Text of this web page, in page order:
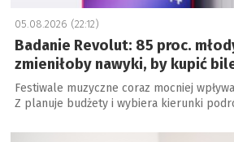
05.08.2026 (22:12)
Badanie Revolut: 85 proc.
zmieniłoby nawyki, by kupić
Festiwale muzyczne coraz mocniej
Z planuje budżety i wybiera kierunki
a